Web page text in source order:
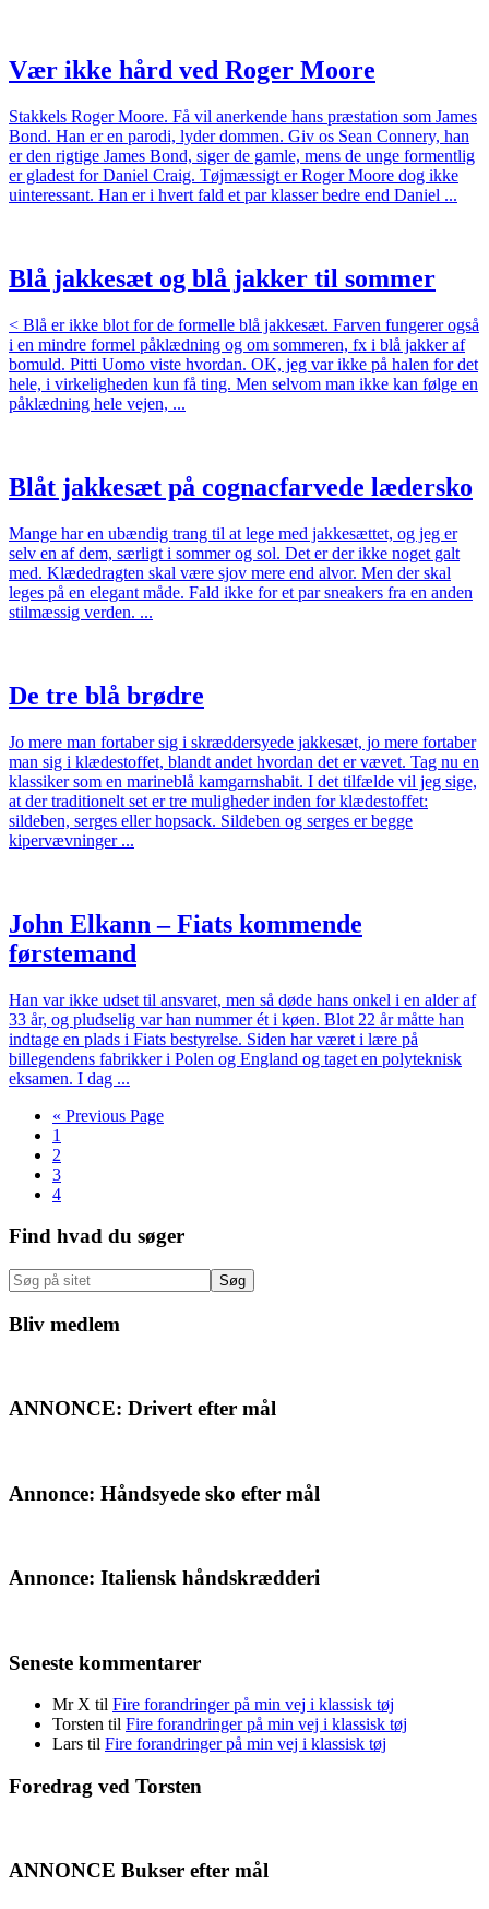
Vær ikke hård ved Roger Moore
Stakkels Roger Moore. Få vil anerkende hans præstation som James
Bond. Han er en parodi, lyder dommen. Giv os Sean Connery, han
er den rigtige James Bond, siger de gamle, mens de unge formentlig
er gladest for Daniel Craig. Tøjmæssigt er Roger Moore dog ikke
uinteressant. Han er i hvert fald et par klasser bedre end Daniel ...
Blå jakkesæt og blå jakker til sommer
< Blå er ikke blot for de formelle blå jakkesæt. Farven fungerer også
i en mindre formel påklædning og om sommeren, fx i blå jakker af
bomuld. Pitti Uomo viste hvordan. OK, jeg var ikke på halen for det
hele, i virkeligheden kun få ting. Men selvom man ikke kan følge en
påklædning hele vejen, ...
Blåt jakkesæt på cognacfarvede lædersko
Mange har en ubændig trang til at lege med jakkesættet, og jeg er
selv en af dem, særligt i sommer og sol. Det er der ikke noget galt
med. Klædedragten skal være sjov mere end alvor. Men der skal
leges på en elegant måde. Fald ikke for et par sneakers fra en anden
stilmæssig verden. ...
De tre blå brødre
Jo mere man fortaber sig i skræddersyede jakkesæt, jo mere fortaber
man sig i klædestoffet, blandt andet hvordan det er vævet. Tag nu en
klassiker som en marineblå kamgarnshabit. I det tilfælde vil jeg sige,
at der traditionelt set er tre muligheder inden for klædestoffet:
sildeben, serges eller hopsack. Sildeben og serges er begge
kipervævninger ...
John Elkann – Fiats kommende
førstemand
Han var ikke udset til ansvaret, men så døde hans onkel i en alder af
33 år, og pludselig var han nummer ét i køen. Blot 22 år måtte han
indtage en plads i Fiats bestyrelse. Siden har været i lære på
billegendens fabrikker i Polen og England og taget en polyteknisk
eksamen. I dag ...
« Go
Previous Page
Side
1
Side
2
Side
3
Side
4
Primær
Sidebar
Find hvad du søger
Søg
på
sitet
Bliv medlem
ANNONCE: Drivert efter mål
Annonce: Håndsyede sko efter mål
Annonce: Italiensk håndskrædderi
Seneste kommentarer
Mr X til Fire forandringer på min vej i klassisk tøj
Torsten til Fire forandringer på min vej i klassisk tøj
Lars til Fire forandringer på min vej i klassisk tøj
Foredrag ved Torsten
ANNONCE Bukser efter mål